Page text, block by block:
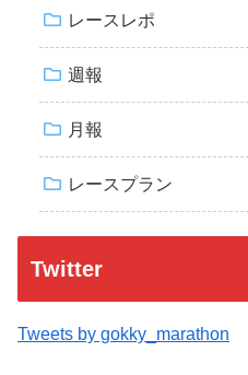
レースレポ
週報
月報
レースプラン
Twitter
Tweets by gokky_marathon